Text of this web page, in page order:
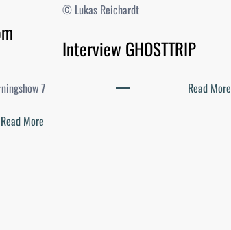
7
Read More:
© Lukas Reichardt
Interview GHOSTTRIP
Read More: